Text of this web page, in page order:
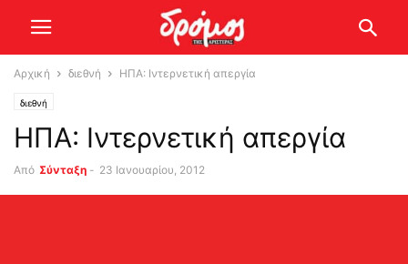
Αρχική διεθνή ΗΠΑ: Ιντερνετική απεργία
διεθνή
ΗΠΑ: Ιντερνετική απεργία
Από Σύνταξη - 23 Ιανουαρίου, 2012